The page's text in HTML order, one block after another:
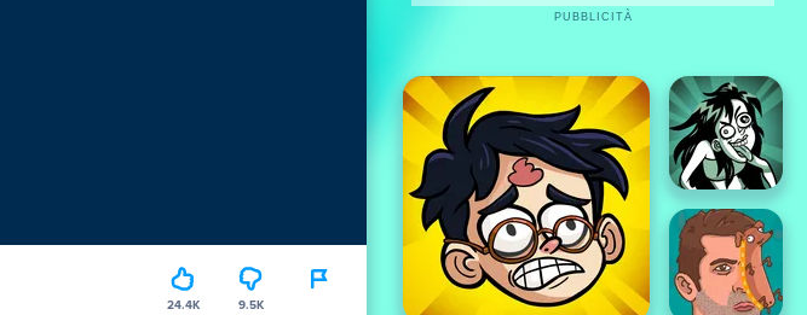
24.4K 9.5K
PUBBLICITÀ